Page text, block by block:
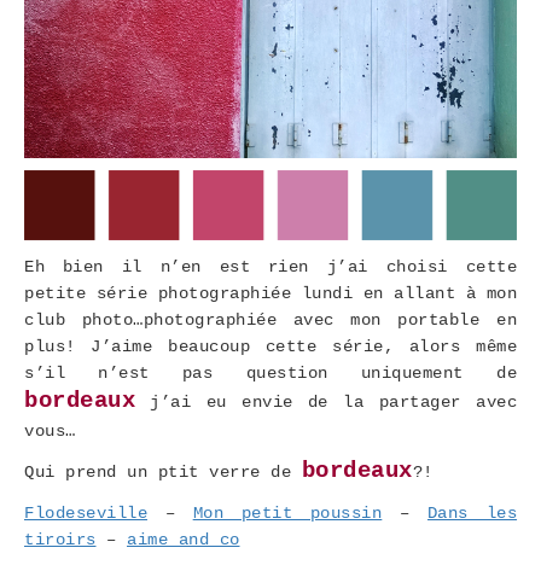
Eh bien il n’en est rien j’ai choisi cette
petite série photographiée lundi en allant à mon
club photo…photographiée avec mon portable en
plus! J’aime beaucoup cette série, alors même
s’il n’est pas question uniquement de
bordeaux j’ai eu envie de la partager avec
vous…
Qui prend un ptit verre de bordeaux?!
Flodeseville – Mon petit poussin – Dans les
tiroirs – aime and co